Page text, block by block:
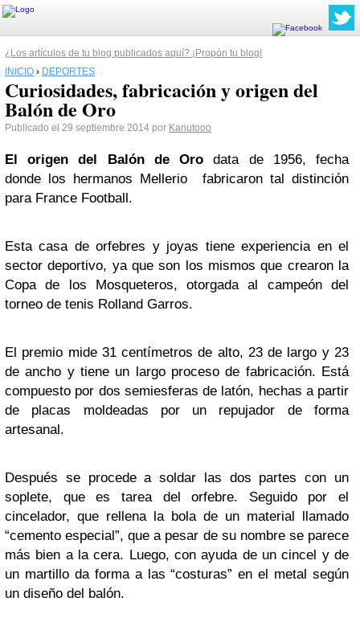
¿Los artículos de tu blog publicados aquí? ¡Propón tu blog!
INICIO › DEPORTES
Curiosidades, fabricación y origen del
Balón de Oro
Publicado el 29 septiembre 2014 por Kanutooo
El origen del Balón de Oro data de 1956, fecha
donde los hermanos Mellerio fabricaron tal distinción
para France Football.
Esta casa de orfebres y joyas tiene experiencia en el
sector deportivo, ya que son los mismos que crearon la
Copa de los Mosqueteros, otorgada al campeón del
torneo de tenis Rolland Garros.
El premio mide 31 centímetros de alto, 23 de largo y 23
de ancho y tiene un largo proceso de fabricación. Está
compuesto por dos semiesferas de latón, hechas a partir
de placas moldeadas por un repujador de forma
artesanal.
Después se procede a soldar las dos partes con un
soplete, que es tarea del orfebre. Seguido por el
cincelador, que rellena la bola de un material llamado
“cemento especial”, que a pesar de su nombre se parece
más bien a la cera. Luego, con ayuda de un cincel y de
un martillo da forma a las “costuras” en el metal según
un diseño del balón.